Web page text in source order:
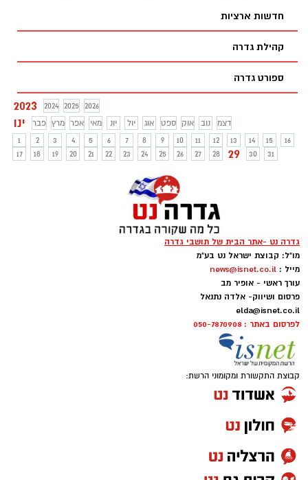
חדשות ארציות
קהילת גדרה
ספורט גדרה
2023 2024 2025 2026
ינו פבר מרץ אפר מאי יונ יול אוג ספט אוק נוב
דצמ
1
2 3 4 5 6 7 8 9 10 11 12 13 14 15
16
17
18 19 20 21 22 23 24 25 26 27 28 29 30 31
גדרה נט -אתר הבית של תושבי גדרה
מו"ל: קבוצת ישראל נט בע"מ
מייל : news@isnet.co.il
עורך ראשי - אופיר מב
פרסום ושיווק- אלדה נתנאל
elda@isnet.co.il
לפרסום באתר : 050-7870908
קבוצת התקשורת ומקומוני הרשת: